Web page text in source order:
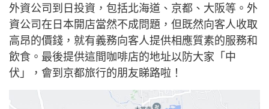
外資公司到日投資，包括北海道、京都、大阪等。外
資公司在日本開店當然不成問題，但既然向客人收取
高昂的價錢，就有義務向客人提供相應質素的服務和
飲食。 最後提供這間咖啡店的地址以防大家「中
伏」，會到京都旅行的朋友睇路啦！